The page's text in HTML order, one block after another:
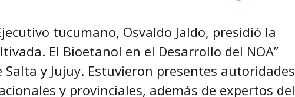
tucumano, Osvaldo Jaldo, presidió la
El Bioetanol en el Desarrollo del NOA”
y Jujuy. Estuvieron presentes autoridades
y provinciales, además de expertos del